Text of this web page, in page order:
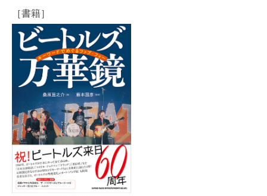
［書籍］